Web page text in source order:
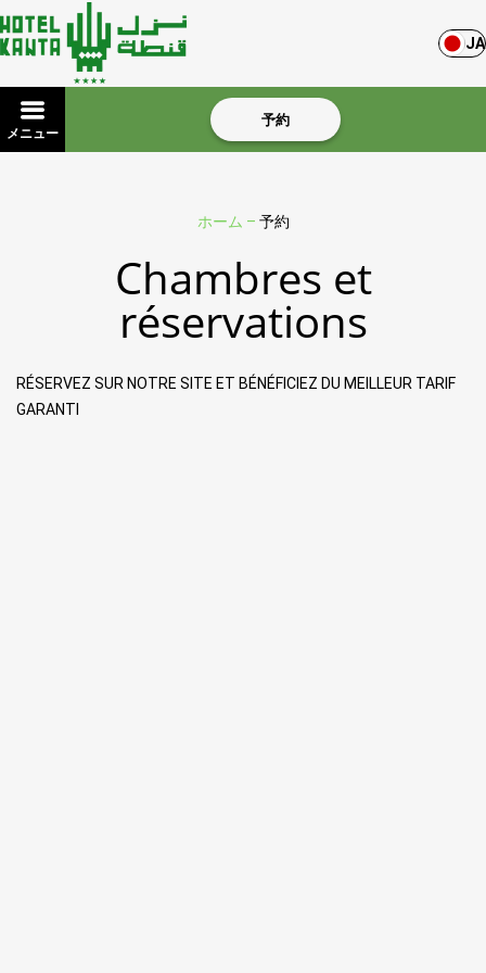
JA
メニュー
予約
ホーム – 予約
Chambres et
réservations
RÉSERVEZ SUR NOTRE SITE ET BÉNÉFICIEZ DU MEILLEUR TARIF
GARANTI